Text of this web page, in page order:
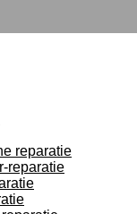
reparatie
reparatie